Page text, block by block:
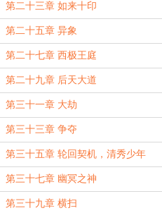
第二十三章 如来十印
第二十五章 异象
第二十七章 西极王庭
第二十九章 后天大道
第三十一章 大劫
第三十三章 争夺
第三十五章 轮回契机，清秀少年
第三十七章 幽冥之神
第三十九章 横扫